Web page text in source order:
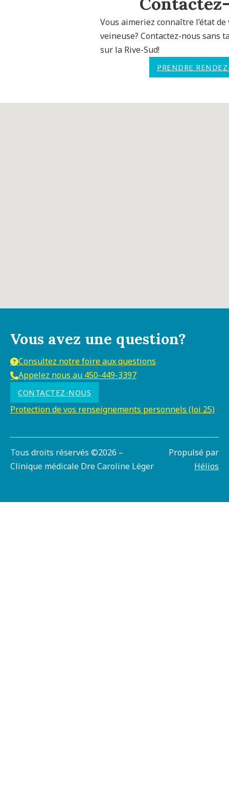
Vous aimeriez connaître l’état
veineuse? Contactez-nous sans
sur la Rive-Sud!
PRENDRE
Vous avez une question?
Consultez notre foire aux questions
Appelez nous au 450-449-3397
CONTACTEZ-NOUS
Protection de vos renseignements personnels (loi 25)
Tous droits réservés ©2026 –
Clinique médicale Dre Caroline Léger
Propulsé par
Hélios